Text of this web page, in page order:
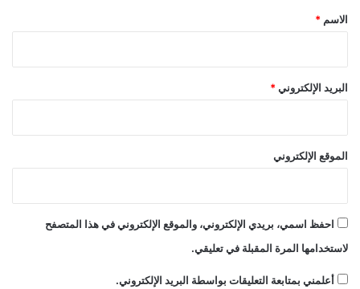
*
الاسم *
البريد الإلكتروني *
الموقع الإلكتروني
احفظ اسمي، بريدي الإلكتروني، والموقع الإلكتروني في هذا المتصفح
لاستخدامها المرة المقبلة في تعليقي.
أعلمني بمتابعة التعليقات بواسطة البريد الإلكتروني.